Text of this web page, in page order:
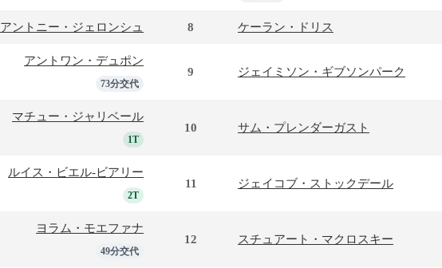
アントニー・ジェロンシュ 8 ケーラン・ドリス
アントワン・デュポン
73分交代
9 ジェイミソン・ギブソンパーク
マチュー・ジャリベール
1T
10 サム・プレンダーガスト
ルイス・ビエル-ビアリー
2T
11 ジェイコブ・ストックデール
ヨラム・モエファナ
49分交代
12 スチュアート・マクロスキー